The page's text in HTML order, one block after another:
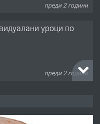
преди 2 години
уроци по
преди 2 години